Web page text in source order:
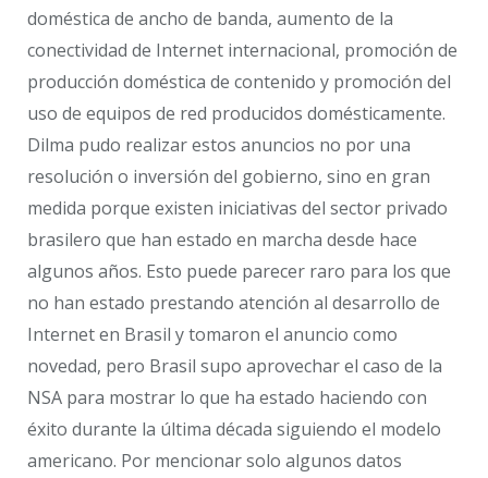
doméstica de ancho de banda, aumento de la
conectividad de Internet internacional, promoción de
producción doméstica de contenido y promoción del
uso de equipos de red producidos domésticamente.
Dilma pudo realizar estos anuncios no por una
resolución o inversión del gobierno, sino en gran
medida porque existen iniciativas del sector privado
brasilero que han estado en marcha desde hace
algunos años. Esto puede parecer raro para los que
no han estado prestando atención al desarrollo de
Internet en Brasil y tomaron el anuncio como
novedad, pero Brasil supo aprovechar el caso de la
NSA para mostrar lo que ha estado haciendo con
éxito durante la última década siguiendo el modelo
americano. Por mencionar solo algunos datos